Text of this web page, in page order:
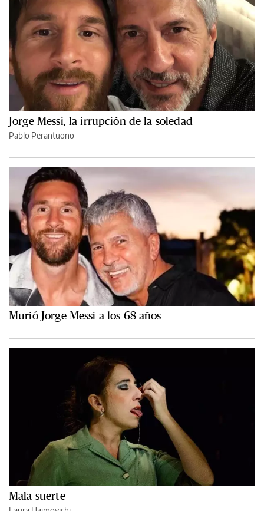
Jorge Messi, la irrupción de la soledad
Pablo Perantuono
Murió Jorge Messi a los 68 años
Mala suerte